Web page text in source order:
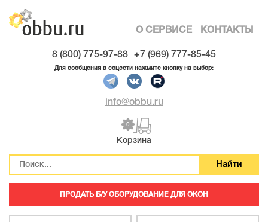
О СЕРВИСЕ КОНТАКТЫ
8 (800) 775-97-88 +7 (969) 777-85-45
Для сообщения в соцсети нажмите кнопку на выбор:
info@obbu.ru
0
Корзина
ПРОДАТЬ Б/У ОБОРУДОВАНИЕ ДЛЯ ОКОН